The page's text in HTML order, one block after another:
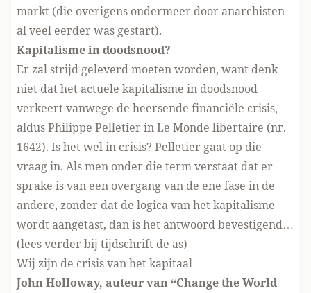
markt (die overigens ondermeer door anarchisten
al veel eerder was gestart).
Kapitalisme in doodsnood?
Er zal strijd geleverd moeten worden, want denk
niet dat het actuele kapitalisme in doodsnood
verkeert vanwege de heersende financiële crisis,
aldus Philippe Pelletier in Le Monde libertaire (nr.
1642). Is het wel in crisis? Pelletier gaat op die
vraag in. Als men onder die term verstaat dat er
sprake is van een overgang van de ene fase in de
andere, zonder dat de logica van het kapitalisme
wordt aangetast, dan is het antwoord bevestigend…
(lees verder bij tijdschrift de as)
Wij zijn de crisis van het kapitaal
John Holloway, auteur van “Change the World